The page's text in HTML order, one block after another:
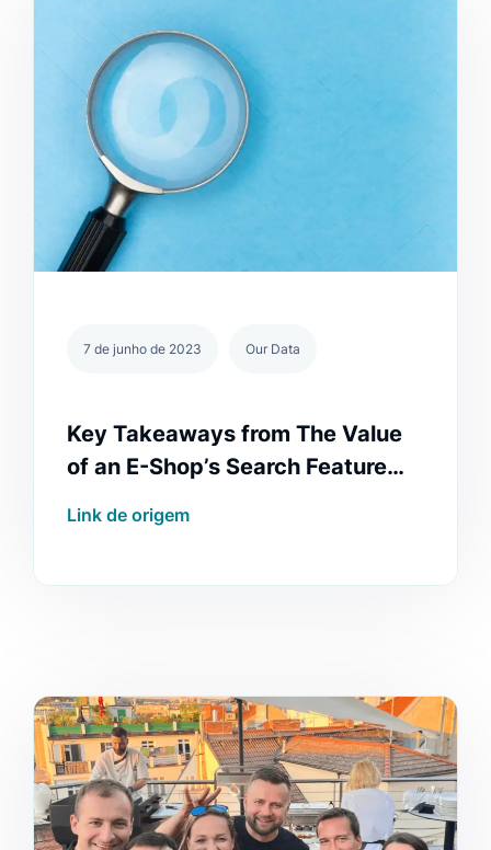
7 de junho de 2023 Our Data
Key Takeaways from The Value
of an E-Shop’s Search Feature
Link de origem